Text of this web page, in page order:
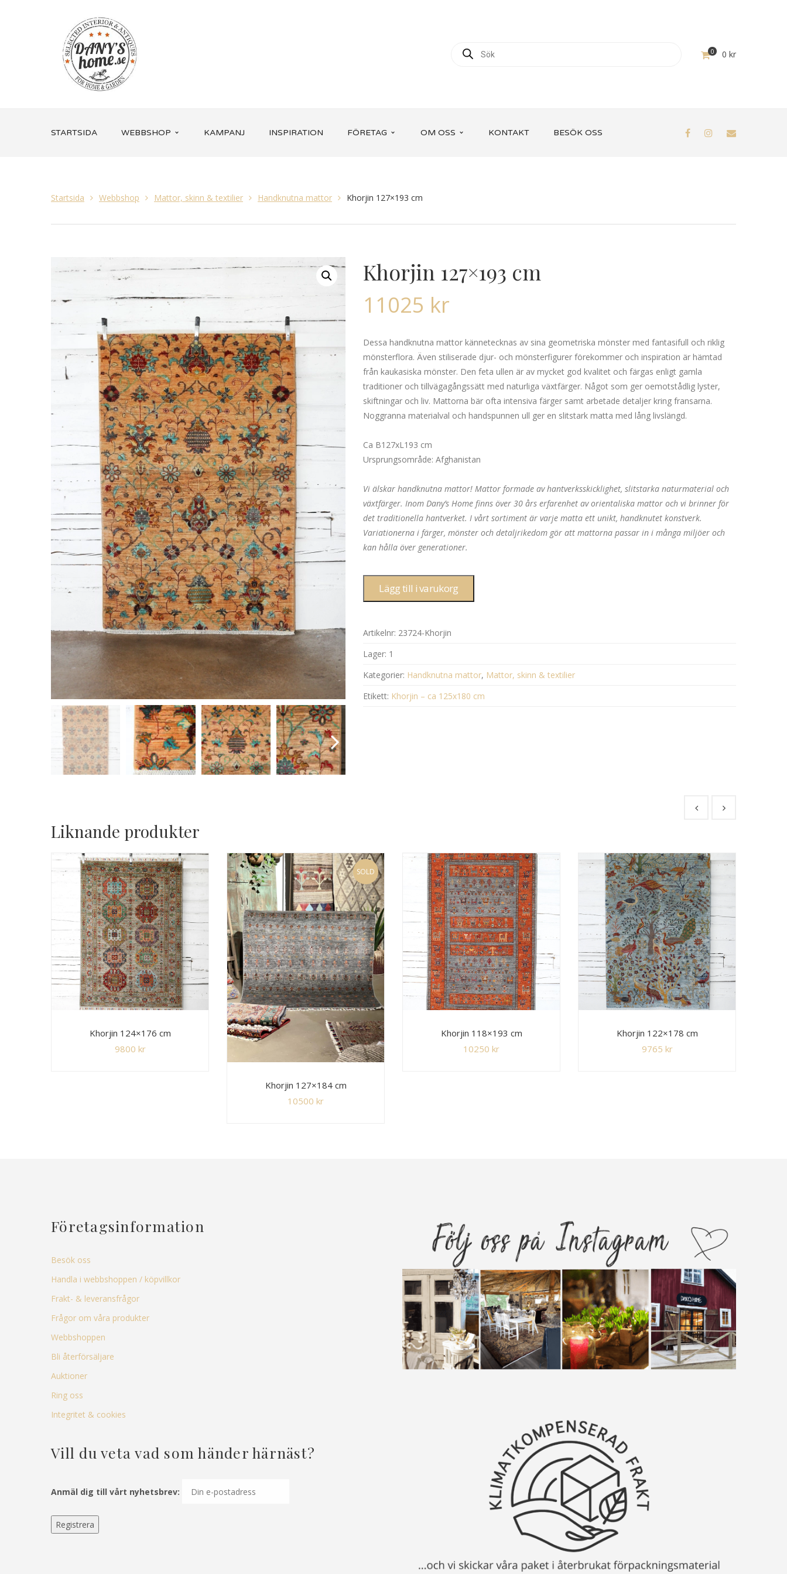
0 0 kr
STARTSIDA WEBBSHOP KAMPANJ INSPIRATION FÖRETAG OM OSS KONTAKT BESÖK OSS
Startsida Webbshop Mattor, skinn & textilier Handknutna mattor Khorjin 127×193 cm
Khorjin 127×193 cm
11025 kr
Dessa handknutna mattor kännetecknas av sina geometriska mönster med fantasifull och riklig
mönsterflora. Även stiliserade djur- och mönsterfigurer förekommer och inspiration är hämtad
från kaukasiska mönster. Den feta ullen är av mycket god kvalitet och färgas enligt gamla
traditioner och tillvägagångssätt med naturliga växtfärger. Något som ger oemotstådlig lyster,
skiftningar och liv. Mattorna bär ofta intensiva färger samt arbetade detaljer kring fransarna.
Noggranna materialval och handspunnen ull ger en slitstark matta med lång livslängd.
Ca B127xL193 cm
Ursprungsområde: Afghanistan
Vi älskar handknutna mattor! Mattor formade av hantverksskicklighet, slitstarka naturmaterial och
växtfärger. Inom Dany’s Home finns över 30 års erfarenhet av orientaliska mattor och vi brinner för
det traditionella hantverket. I vårt sortiment är varje matta ett unikt, handknutet konstverk.
Variationerna i färger, mönster och detaljrikedom gör att mattorna passar in i många miljöer och
kan hålla över generationer.
Lägg till i varukorg
Artikelnr: 23724-Khorjin
Lager: 1
Kategorier: Handknutna mattor, Mattor, skinn & textilier
Etikett: Khorjin – ca 125x180 cm
Liknande produkter
Khorjin 124×176 cm
9800 kr
SOLD
Khorjin 127×184 cm
10500 kr
Khorjin 118×193 cm
10250 kr
Khorjin 122×178 cm
9765 kr
Företagsinformation
Besök oss
Handla i webbshoppen / köpvillkor
Frakt- & leveransfrågor
Frågor om våra produkter
Webbshoppen
Bli återförsäljare
Auktioner
Ring oss
Integritet & cookies
Vill du veta vad som händer härnäst?
Anmäl dig till vårt nyhetsbrev: